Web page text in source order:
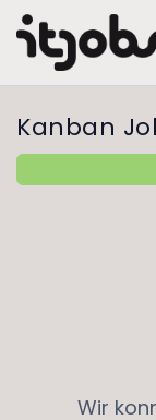
Kanban
Wir